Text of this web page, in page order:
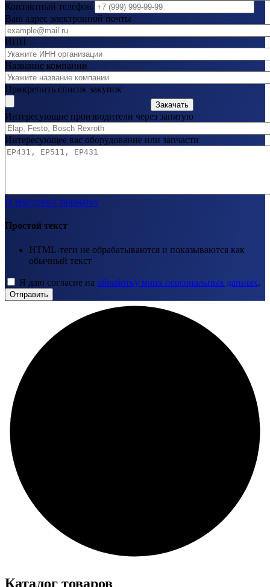
Контактный телефон
Ваш адрес электронной почты
ИНН
Название компании
Прикрепить список закупок
Закачать
Интересующие производители через запятую
Интересующее вас оборудование или запчасти
О текстовых форматах
Простой текст
HTML-теги не обрабатываются и показываются как
обычный текст
Я даю согласие на обработку моих персональных данных.
Отправить
Каталог товаров